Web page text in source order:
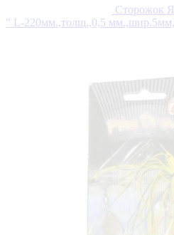
Сторожок
" L-220мм.,толщ.,0,5